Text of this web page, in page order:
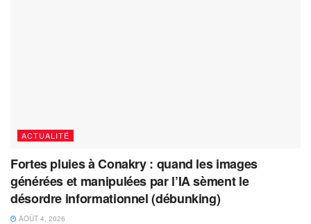
ACTUALITÉ
Fortes pluies à Conakry : quand les images
générées et manipulées par l’IA sèment le
désordre informationnel (débunking)
AOÛT 4, 2026